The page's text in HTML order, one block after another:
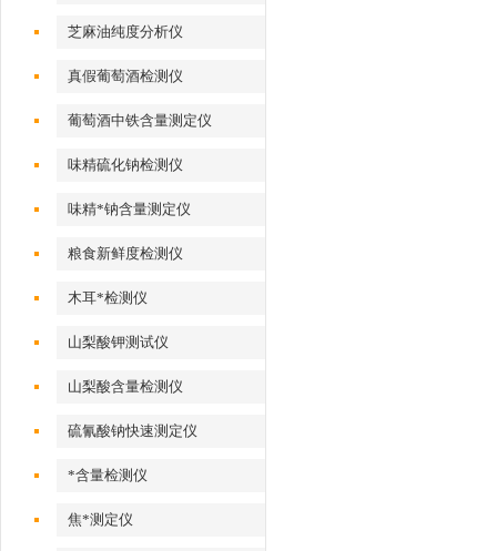
芝麻油纯度分析仪
真假葡萄酒检测仪
葡萄酒中铁含量测定仪
味精硫化钠检测仪
味精*钠含量测定仪
粮食新鲜度检测仪
木耳*检测仪
山梨酸钾测试仪
山梨酸含量检测仪
硫氰酸钠快速测定仪
*含量检测仪
焦*测定仪